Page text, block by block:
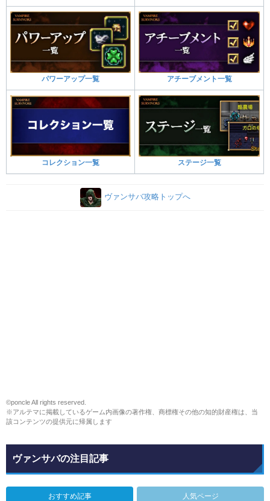
パワーアップ一覧 アチーブメント一覧
コレクション一覧 ステージ一覧
ヴァンサバ攻略トップへ
©poncle All rights reserved.
※アルテマに掲載しているゲーム内画像の著作権、商標権その他の知的財産権は、当
該コンテンツの提供元に帰属します
ヴァンサバの注目記事
おすすめ記事 人気ページ